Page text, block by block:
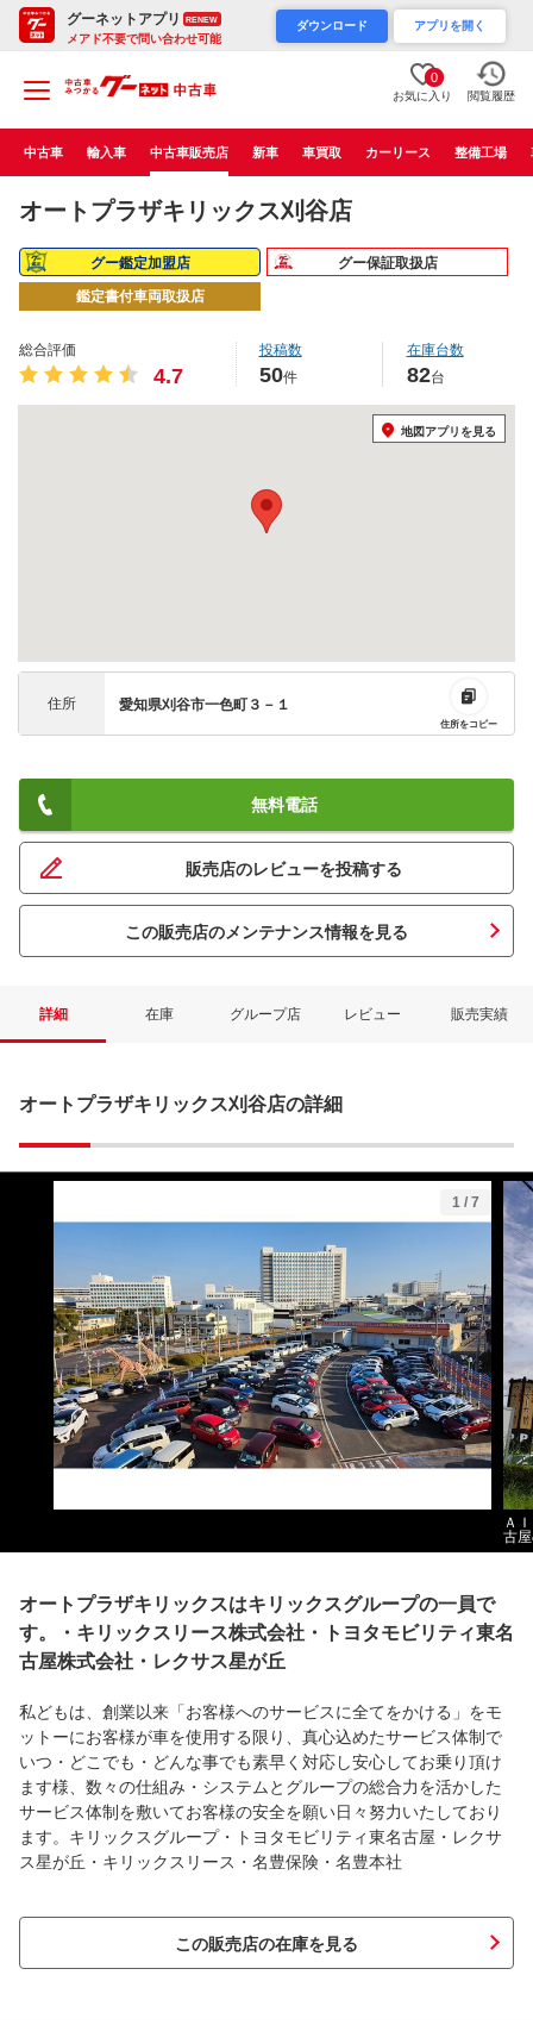
グーネットアプリ RENEW
メアド不要で問い合わせ可能
ダウンロード アプリを開く
0
お気に入り 閲覧履歴
中古車 輸入車 中古車販売店 新車 車買取 カーリース 整備工場
オートプラザキリックス刈谷店
グー鑑定加盟店
グー保証取扱店
鑑定書付車両取扱店
総合評価
4.7
投稿数
50件
在庫台数
82台
地図アプリを見る
住所 愛知県刈谷市一色町３－１
住所をコピー
無料電話
販売店のレビューを投稿する
この販売店のメンテナンス情報を見る
詳細 在庫 グループ店 レビュー 販売実績
オートプラザキリックス刈谷店の詳細
1 / 7
Ａ
古
オートプラザキリックスはキリックスグループの一員で
す。・キリックスリース株式会社・トヨタモビリティ東名
古屋株式会社・レクサス星が丘
私どもは、創業以来「お客様へのサービスに全てをかける」をモ
ットーにお客様が車を使用する限り、真心込めたサービス体制で
いつ・どこでも・どんな事でも素早く対応し安心してお乗り頂け
ます様、数々の仕組み・システムとグループの総合力を活かした
サービス体制を敷いてお客様の安全を願い日々努力いたしており
ます。キリックスグループ・トヨタモビリティ東名古屋・レクサ
ス星が丘・キリックスリース・名豊保険・名豊本社
この販売店の在庫を見る